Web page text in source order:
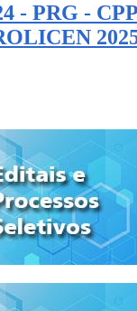
- PRG -